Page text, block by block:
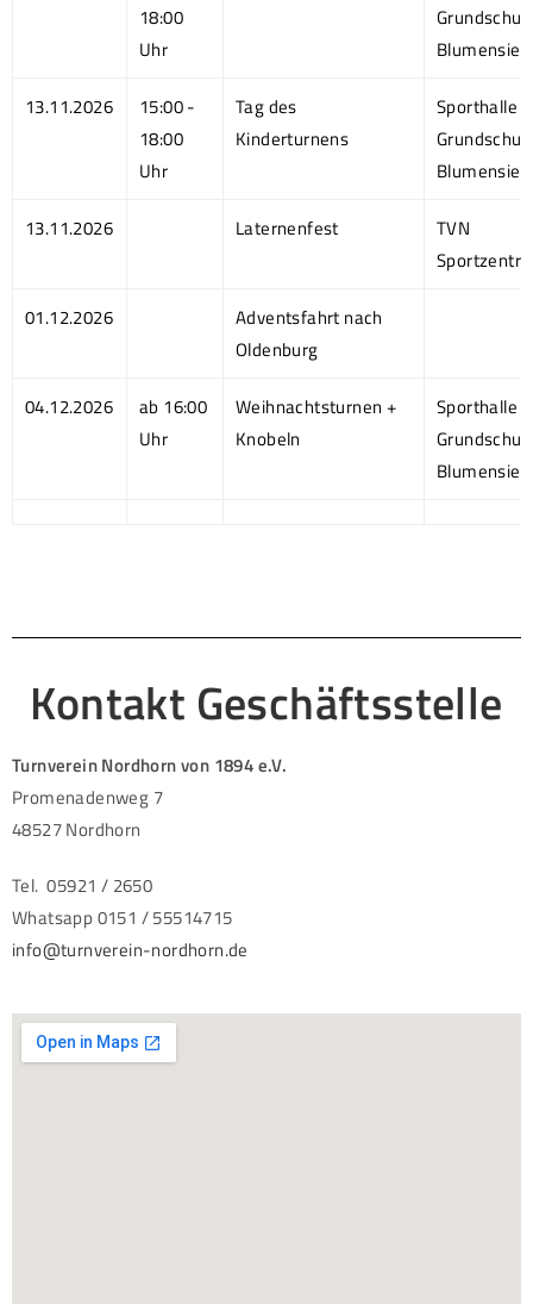
18:00
Uhr
13.11.2026
15:00 -
18:00
Uhr
Tag des
Kinderturnens
Sporthalle
13.11.2026 Laternenfest
TVN
01.12.2026
Adventsfahrt nach
Oldenburg
04.12.2026
ab 16:00
Uhr
Weihnachtsturnen +
Knobeln
Sporthalle
Kontakt Geschäftsstelle
Turnverein Nordhorn von 1894 e.V.
Promenadenweg 7
48527 Nordhorn
Tel. 05921 / 2650
Whatsapp 0151 / 55514715
info@turnverein-nordhorn.de